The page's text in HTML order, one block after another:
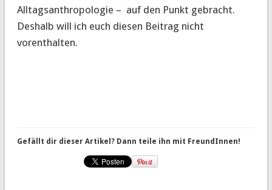
Alltagsanthropologie – auf den Punkt gebracht.
Deshalb will ich euch diesen Beitrag nicht
vorenthalten.
Gefällt dir dieser Artikel? Dann teile ihn mit FreundInnen!